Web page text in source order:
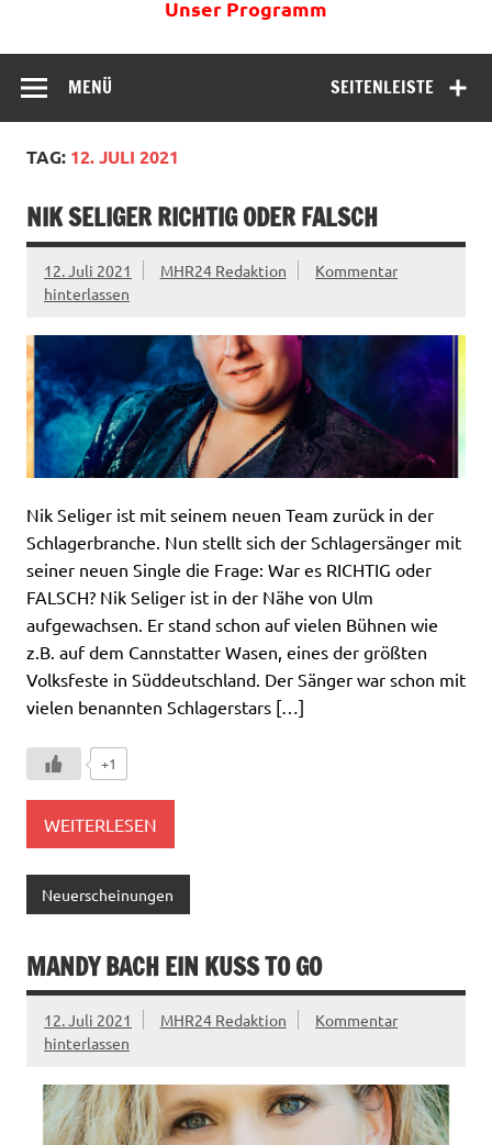
Unser Programm
SEITENLEISTE
MENÜ
TAG: 12. JULI 2021
NIK SELIGER RICHTIG ODER FALSCH
12. Juli 2021 MHR24 Redaktion
Kommentar
hinterlassen
Nik Seliger ist mit seinem neuen Team zurück in der
Schlagerbranche. Nun stellt sich der Schlagersänger mit
seiner neuen Single die Frage: War es RICHTIG oder
FALSCH? Nik Seliger ist in der Nähe von Ulm
aufgewachsen. Er stand schon auf vielen Bühnen wie
z.B. auf dem Cannstatter Wasen, eines der größten
Volksfeste in Süddeutschland. Der Sänger war schon mit
vielen benannten Schlagerstars […]
+1
WEITERLESEN
Neuerscheinungen
MANDY BACH EIN KUSS TO GO
12. Juli 2021 MHR24 Redaktion
Kommentar
hinterlassen